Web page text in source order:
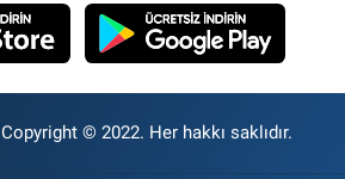
Copyright © 2022. Her hakkı saklıdır.